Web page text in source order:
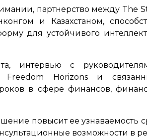
партнерство между The
и Казахстаном,
для устойчивого
интервью с
Horizons и
в сфере финансов,
повысит ее узнаваемость
возможности в